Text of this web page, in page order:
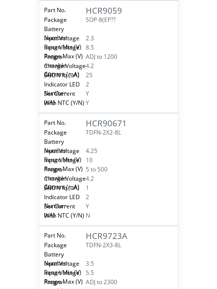
HCR9059
SOP-8(EP??
2.3
8.5
ADJ to 1200
4.2
25
2
Y
Y
HCR90671
TDFN-2X2-8L
4.25
10
5 to 500
4.2
1
2
Y
N
HCR9723A
TDFN-2X3-8L
3.5
5.5
ADJ to 2300